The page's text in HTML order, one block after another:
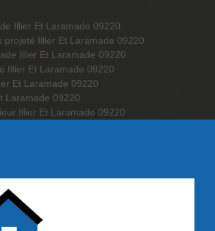
Illier Et Laramade 09220
projeté Illier Et Laramade 09220
Illier Et Laramade 09220
Illier Et Laramade 09220
Et Laramade 09220
Laramade 09220
Illier Et Laramade 09220